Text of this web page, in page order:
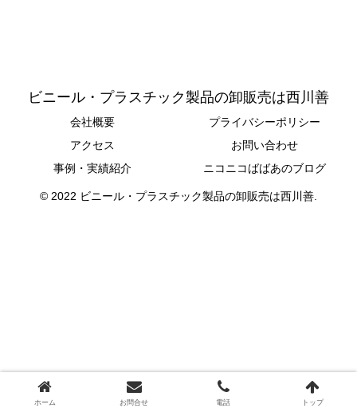
ビニール・プラスチック製品の卸販売は西川善
会社概要
プライバシーポリシー
アクセス
お問い合わせ
事例・実績紹介
ニコニコばばあのブログ
© 2022 ビニール・プラスチック製品の卸販売は西川善.
ホーム お問合せ 電話 トップ